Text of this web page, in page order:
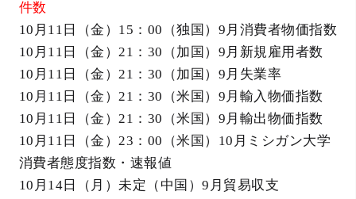
件数
10月11日（金）15：00（独国）9月消費者物価指数
10月11日（金）21：30（加国）9月新規雇用者数
10月11日（金）21：30（加国）9月失業率
10月11日（金）21：30（米国）9月輸入物価指数
10月11日（金）21：30（米国）9月輸出物価指数
10月11日（金）23：00（米国）10月ミシガン大学
消費者態度指数・速報値
10月14日（月）未定（中国）9月貿易収支